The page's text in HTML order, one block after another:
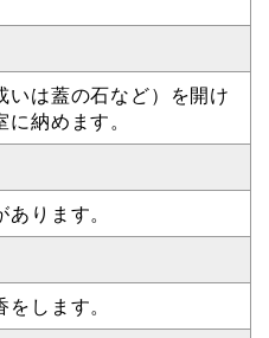
いは蓋の石など）を開け
納めます。
ります。
します。